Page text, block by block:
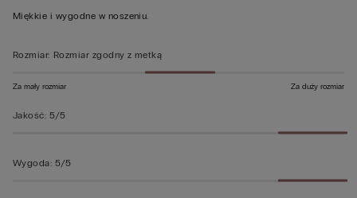
zMiękkie i wygodne w noszeniu.
Rozmiar: Rozmiar zgodny z metką
Za mały rozmiar Za duży rozmiar
Jakość: 5/5
Wygoda: 5/5